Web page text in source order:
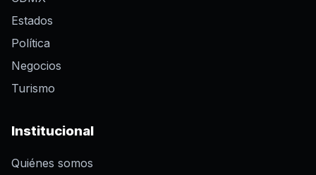
Estados
Política
Negocios
Turismo
Institucional
Quiénes somos